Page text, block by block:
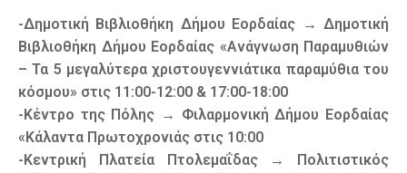
-Δημοτική Βιβλιοθήκη Δήμου Εορδαίας → Δημοτική
Βιβλιοθήκη Δήμου Εορδαίας «Ανάγνωση Παραμυθιών
– Τα 5 μεγαλύτερα χριστουγεννιάτικα παραμύθια του
κόσμου» στις 11:00-12:00 & 17:00-18:00
-Κέντρο της Πόλης → Φιλαρμονική Δήμου Εορδαίας
«Κάλαντα Πρωτοχρονιάς στις 10:00
-Κεντρική Πλατεία Πτολεμαΐδας → Πολιτιστικός